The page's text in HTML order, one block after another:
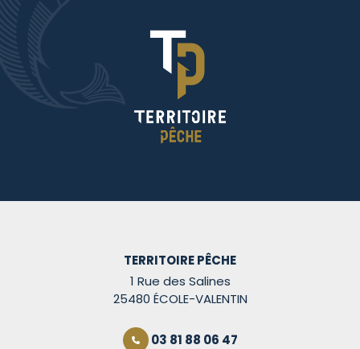
TERRITOIRE PÊCHE
1 Rue des Salines
25480 ÉCOLE-VALENTIN
03 81 88 06 47